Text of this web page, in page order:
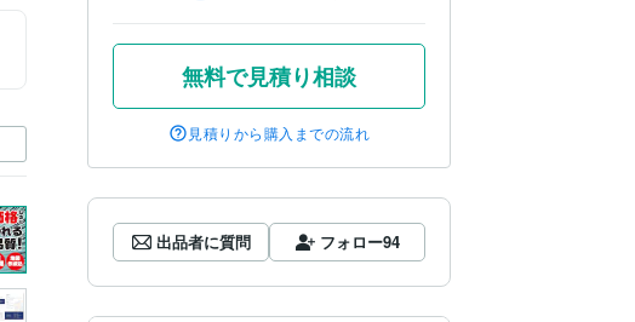
無料で見積り相談
見積りから購入までの流れ
出品者に質問 フォロー94